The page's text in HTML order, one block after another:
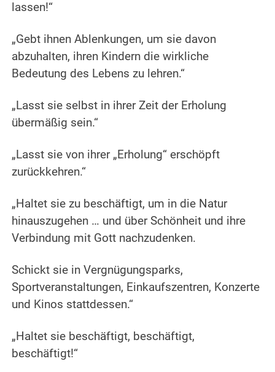
lassen!“
„Gebt ihnen Ablenkungen, um sie davon
abzuhalten, ihren Kindern die wirkliche
Bedeutung des Lebens zu lehren.“
„Lasst sie selbst in ihrer Zeit der Erholung
übermäßig sein.“
„Lasst sie von ihrer „Erholung“ erschöpft
zurückkehren.“
„Haltet sie zu beschäftigt, um in die Natur
hinauszugehen … und über Schönheit und ihre
Verbindung mit Gott nachzudenken.
Schickt sie in Vergnügungsparks,
Sportveranstaltungen, Einkaufszentren, Konzerte
und Kinos stattdessen.“
„Haltet sie beschäftigt, beschäftigt,
beschäftigt!“